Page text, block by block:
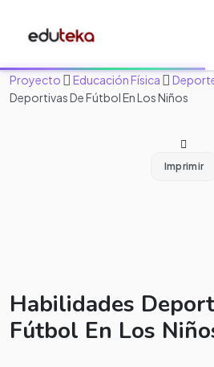
Proyecto Educación Física
Deportivas De Fútbol En Los Niños
Imprimir
Habilidades
Fútbol En Los